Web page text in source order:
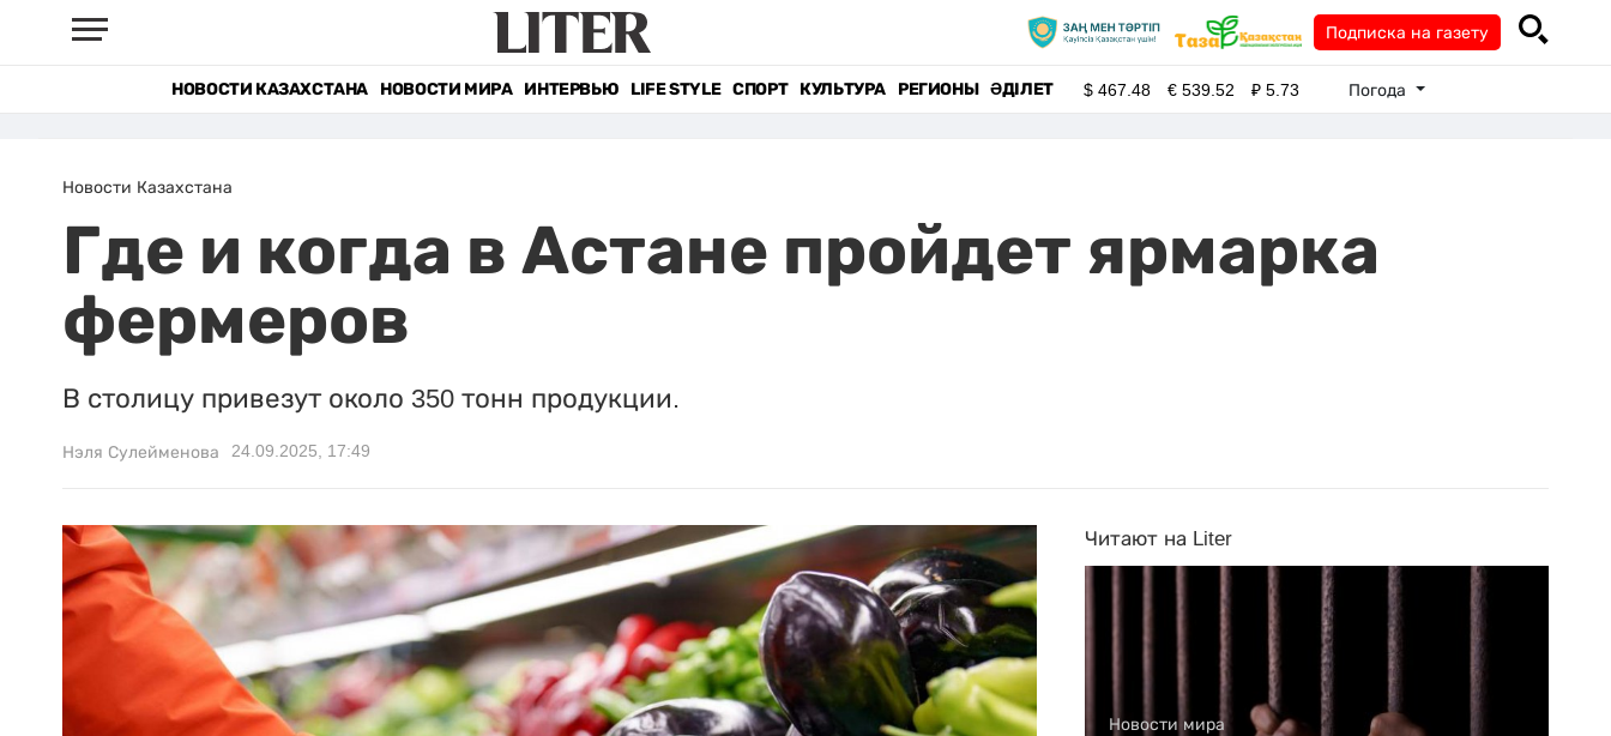
Подписка на газету
НОВОСТИ КАЗАХСТАНА НОВОСТИ МИРА ИНТЕРВЬЮ LIFE STYLE СПОРТ КУЛЬТУРА РЕГИОНЫ ӘДІЛЕТ $467.48 €539.52 ₽5.73 Погода
Новости Казахстана
Где и когда в Астане пройдет ярмарка
фермеров
В столицу привезут около 350 тонн продукции.
Нэля Сулейменова 24.09.2025, 17:49
Читают на Liter
Новости мира